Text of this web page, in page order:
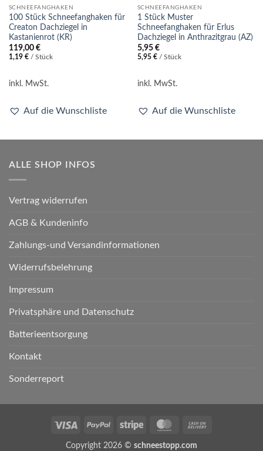
SCHNEEFANGHAKEN
100 Stück Schneefanghaken für
Creaton Dachziegel in
Kastanienrot (KR)
119,00 €
1,19 €/ Stück
inkl. MwSt.
Auf die Wunschliste
SCHNEEFANGHAKEN
1 Stück Muster
Schneefanghaken für Erlus
Dachziegel in Anthrazitgrau (AZ)
5,95 €
5,95 €/ Stück
inkl. MwSt.
Auf die Wunschliste
ALLE SHOP INFOS
Vertrag widerrufen
AGB & Kundeninfo
Zahlungs-und Versandinformationen
Widerrufsbelehrung
Impressum
Privatsphäre und Datenschutz
Batterieentsorgung
Kontakt
Sonderreport
Visa PayPal Stripe MasterCard
Copyright 2026 © schneestopp.com